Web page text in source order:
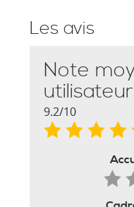
Les avis
Note
9.2/10